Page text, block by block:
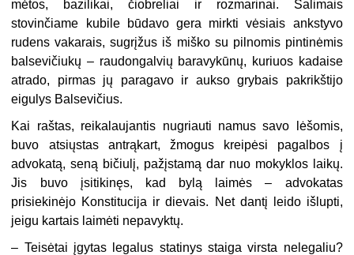
mėtos, bazilikai, čiobreliai ir rozmarinai. Šalimais
stovinčiame kubile būdavo gera mirkti vėsiais ankstyvo
rudens vakarais, sugrįžus iš miško su pilnomis pintinėmis
balsevičiukų – raudongalvių baravykūnų, kuriuos kadaise
atrado, pirmas jų paragavo ir aukso grybais pakrikštijo
eigulys Balsevičius.
Kai raštas, reikalaujantis nugriauti namus savo lėšomis,
buvo atsiųstas antrąkart, žmogus kreipėsi pagalbos į
advokatą, seną bičiulį, pažįstamą dar nuo mokyklos laikų.
Jis buvo įsitikinęs, kad bylą laimės – advokatas
prisiekinėjo Konstitucija ir dievais. Net dantį leido išlupti,
jeigu kartais laimėti nepavyktų.
– Teisėtai įgytas legalus statinys staiga virsta nelegaliu?